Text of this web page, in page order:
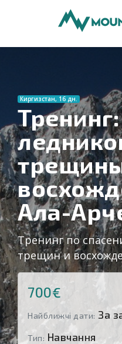
БЛОГ
КОРИСНО
ПРО НАС
КОНТАКТИ
Киргизстан, 16 дн.
Тренинг:
Ала-
Тренинг по
трещин и
700€
Найближчі дати: За
Тип: Навчання